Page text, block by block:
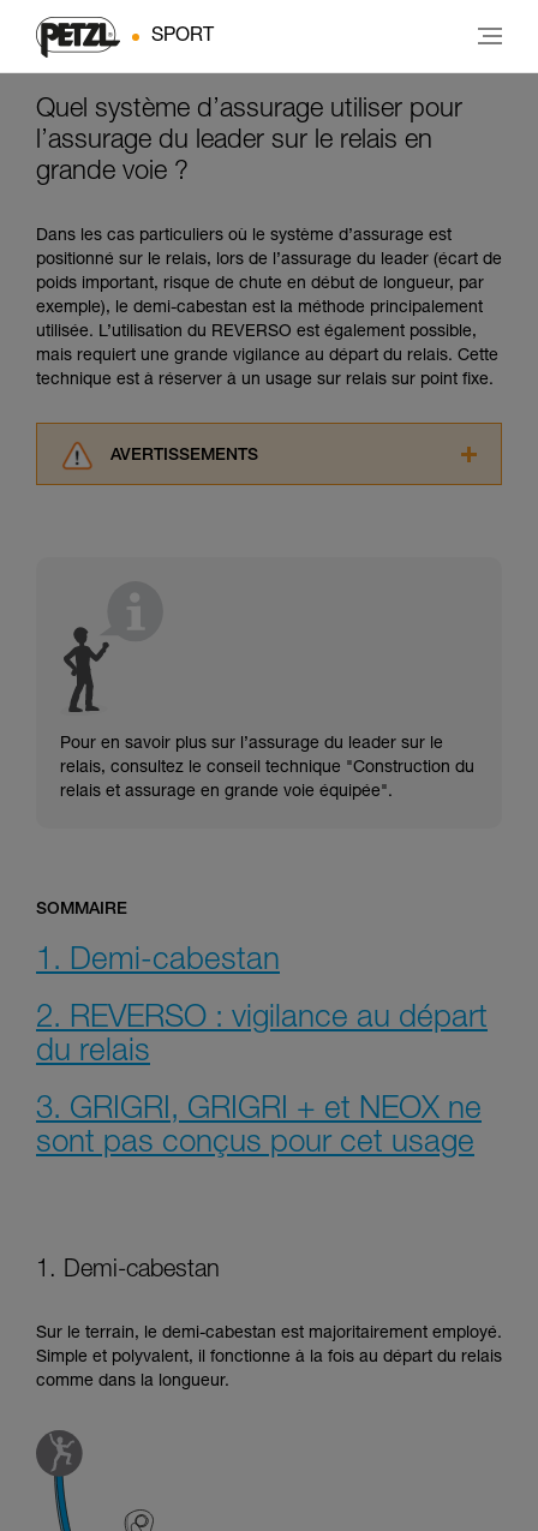
SPORT
Quel système d’assurage utiliser pour
l’assurage du leader sur le relais en
grande voie ?
Dans les cas particuliers où le système d’assurage est
positionné sur le relais, lors de l’assurage du leader (écart de
poids important, risque de chute en début de longueur, par
exemple), le demi-cabestan est la méthode principalement
utilisée. L’utilisation du REVERSO est également possible,
mais requiert une grande vigilance au départ du relais. Cette
technique est à réserver à un usage sur relais sur point fixe.
AVERTISSEMENTS
pouvoir comprendre ce complément
de la reproduire en autonomie.
Nous donnons des exemples de techniques
liées à votre activité. Il peut en exister d’autres
Pour en savoir plus sur l’assurage du leader sur le
relais, consultez le conseil technique "Construction du
relais et assurage en grande voie équipée".
SOMMAIRE
1. Demi-cabestan
2. REVERSO : vigilance au départ
du relais
3. GRIGRI, GRIGRI + et NEOX ne
sont pas conçus pour cet usage
1. Demi-cabestan
Sur le terrain, le demi-cabestan est majoritairement employé.
Simple et polyvalent, il fonctionne à la fois au départ du relais
comme dans la longueur.